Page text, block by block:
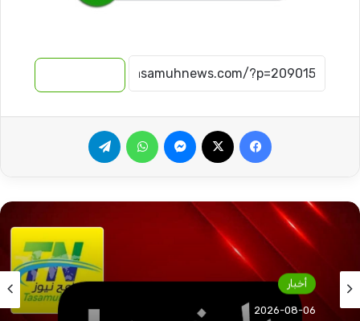
فيسبوك ماسنجر واتساب
أخبار
أخبار
2026-08-06